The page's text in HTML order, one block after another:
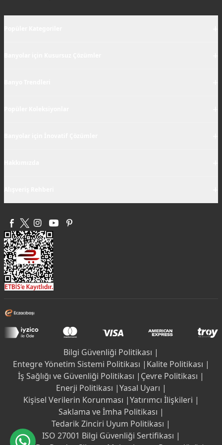
Bilgi Güvenliği Politikası |
Entegre Yönetim Sistemi Politikası | Kalite Politikası |
İş Sağlığı ve Güvenliği Politikası | Çevre Politikası |
Enerji Politikası |Yasal Uyarı |
Kişisel Verilerin Korunması |Yatırımcı İlişkileri |
Saklama ve İmha Politikası |
Tedarik Zinciri Uyum Politikası |
ISO 27001 Bilgi Güvenliği Sertifikası |